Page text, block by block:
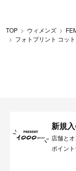
TOP ウィメンズ
フォトプリント コッ
新規
店舗と
ポイン